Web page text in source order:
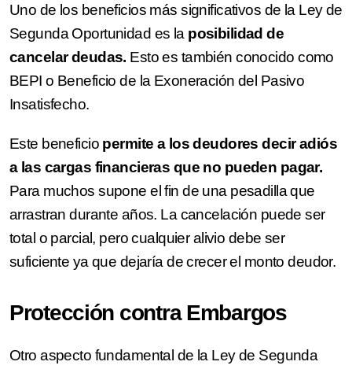
Uno de los beneficios más significativos de la Ley de
Segunda Oportunidad es la posibilidad de
cancelar deudas. Esto es también conocido como
BEPI o Beneficio de la Exoneración del Pasivo
Insatisfecho.
Este beneficio permite a los deudores decir adiós
a las cargas financieras que no pueden pagar.
Para muchos supone el fin de una pesadilla que
arrastran durante años. La cancelación puede ser
total o parcial, pero cualquier alivio debe ser
suficiente ya que dejaría de crecer el monto deudor.
Protección contra Embargos
Otro aspecto fundamental de la Ley de Segunda